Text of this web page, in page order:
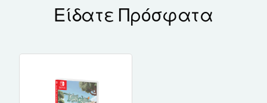
Είδατε Πρόσφατα